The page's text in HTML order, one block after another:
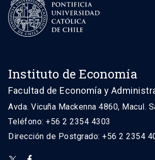
Instituto de Economía
Facultad de Economía y
Avda. Vicuña Mackenna 4860, Macul.
Teléfono: +56 2 2354 4303
Dirección de Postgrado: +56 2 2354